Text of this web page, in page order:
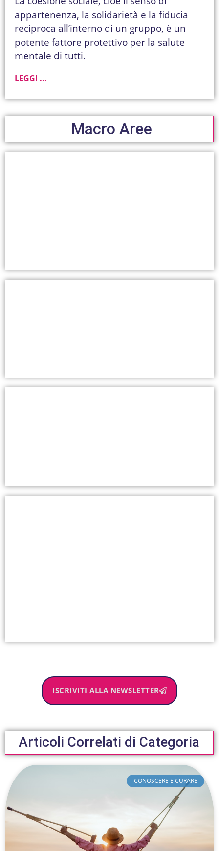
appartenenza, la solidarietà e la fiducia
reciproca all’interno di un gruppo, è un
potente fattore protettivo per la salute
mentale di tutti.
LEGGI ...
Macro Aree
ISCRIVITI ALLA NEWSLETTER
Articoli Correlati di Categoria
CONOSCERE E CURARE